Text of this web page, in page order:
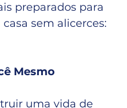
preparados para
sem alicerces:
Mesmo
uma vida de